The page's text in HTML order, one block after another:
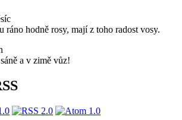
ráno hodně rosy, mají z toho radost vosy.
a v zimě vůz!